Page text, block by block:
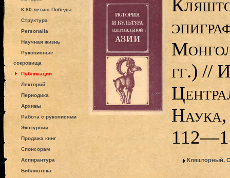
К 80-летию Победы
Структура
Personalia
Научная жизнь
Рукописные
сокровища
Публикации
Лекторий
Периодика
Архивы
Работа с рукописями
Экскурсии
Продажа книг
Спонсорам
Аспирантура
Библиотека
гг.) //
Кляшторный,